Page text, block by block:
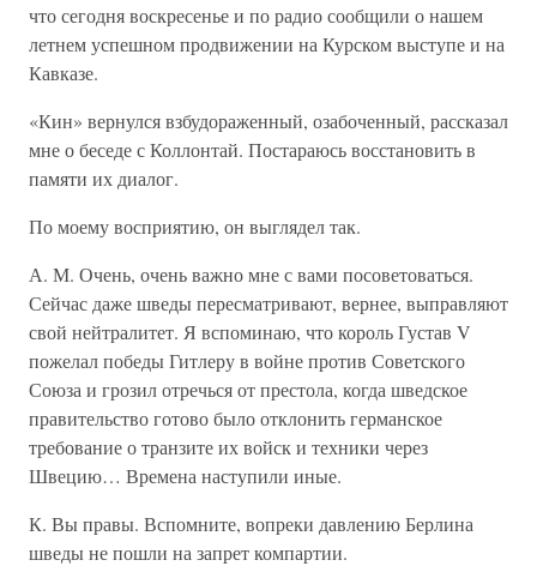
что сегодня воскресенье и по радио сообщили о нашем
летнем успешном продвижении на Курском выступе и на
Кавказе.
«Кин» вернулся взбудораженный, озабоченный, рассказал
мне о беседе с Коллонтай. Постараюсь восстановить в
памяти их диалог.
По моему восприятию, он выглядел так.
А. М. Очень, очень важно мне с вами посоветоваться.
Сейчас даже шведы пересматривают, вернее, выправляют
свой нейтралитет. Я вспоминаю, что король Густав V
пожелал победы Гитлеру в войне против Советского
Союза и грозил отречься от престола, когда шведское
правительство готово было отклонить германское
требование о транзите их войск и техники через
Швецию… Времена наступили иные.
К. Вы правы. Вспомните, вопреки давлению Берлина
шведы не пошли на запрет компартии.